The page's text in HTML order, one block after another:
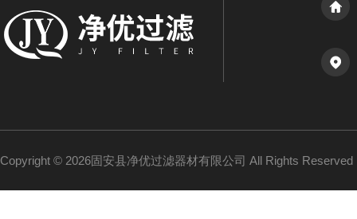
Copyright © 2026固安县净优过滤器材有限公司 All Rights